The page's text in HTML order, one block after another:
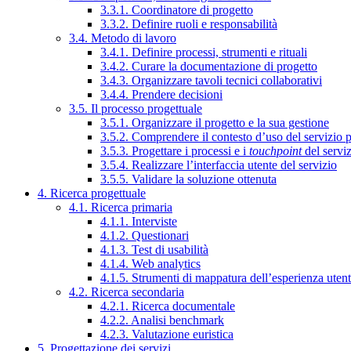
3.3.1. Coordinatore di progetto
3.3.2. Definire ruoli e responsabilità
3.4. Metodo di lavoro
3.4.1. Definire processi, strumenti e rituali
3.4.2. Curare la documentazione di progetto
3.4.3. Organizzare tavoli tecnici collaborativi
3.4.4. Prendere decisioni
3.5. Il processo progettuale
3.5.1. Organizzare il progetto e la sua gestione
3.5.2. Comprendere il contesto d’uso del servizio
3.5.3. Progettare i processi e i touchpointdel
3.5.4. Realizzare l’interfaccia utente del servizio
3.5.5. Validare la soluzione ottenuta
4. Ricerca progettuale
4.1. Ricerca primaria
4.1.1. Interviste
4.1.2. Questionari
4.1.3. Test di usabilità
4.1.4. Web analytics
4.1.5. Strumenti di mappatura dell’esperienza
4.2. Ricerca secondaria
4.2.1. Ricerca documentale
4.2.2. Analisi benchmark
4.2.3. Valutazione euristica
5. Progettazione dei servizi